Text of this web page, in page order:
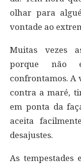
olhar para
vontade ao
Muitas vezes
porque não
confrontamos. A
contra a maré,
em ponta da
aceita
desajustes.
As tempestades